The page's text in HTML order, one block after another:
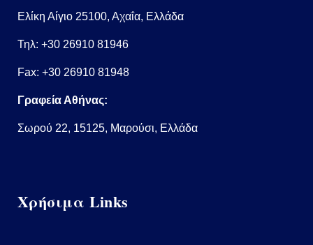
Ελίκη Αίγιο 25100, Αχαΐα, Ελλάδα
Τηλ: +30 26910 81946
Fax: +30 26910 81948
Γραφεία Αθήνας:
Σωρού 22, 15125, Μαρούσι, Ελλάδα
Χρήσιμα Links